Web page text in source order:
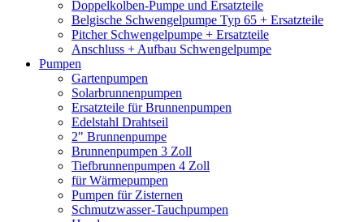
Doppelkolben-Pumpe und Ersatzteile
Belgische Schwengelpumpe Typ 65 + Ersatzteile
Pitcher Schwengelpumpe + Ersatzteile
Anschluss + Aufbau Schwengelpumpe
Pumpen
Gartenpumpen
Solarbrunnenpumpen
Ersatzteile für Brunnenpumpen
Edelstahl Drahtseil
2" Brunnenpumpe
Brunnenpumpen 3 Zoll
Tiefbrunnenpumpen 4 Zoll
für Wärmepumpen
Pumpen für Zisternen
Schmutzwasser-Tauchpumpen